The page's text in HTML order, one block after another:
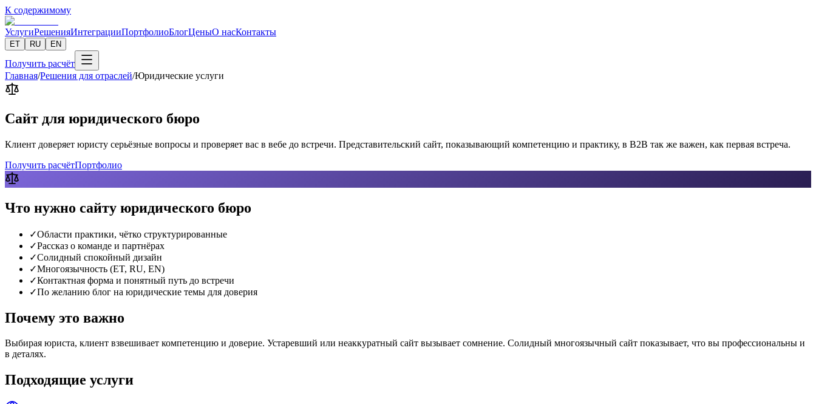
К содержимому
УслугиРешенияИнтеграцииПортфолиоБлогЦеныО насКонтакты
ET RU EN
Получить расчёт
Главная/Решения для отраслей/Юридические услуги
Сайт для юридического бюро
Клиент доверяет юристу серьёзные вопросы и проверяет вас в вебе до встречи. Представительский сайт, показывающий компетенцию и практику, в B2B так же важен, как первая встреча.
Получить расчётПортфолио
Что нужно сайту юридического бюро
✓Области практики, чётко структурированные
✓Рассказ о команде и партнёрах
✓Солидный спокойный дизайн
✓Многоязычность (ET, RU, EN)
✓Контактная форма и понятный путь до встречи
✓По желанию блог на юридические темы для доверия
Почему это важно
Выбирая юриста, клиент взвешивает компетенцию и доверие. Устаревший или неаккуратный сайт вызывает сомнение. Солидный многоязычный сайт показывает, что вы профессиональны и
в деталях.
Подходящие услуги